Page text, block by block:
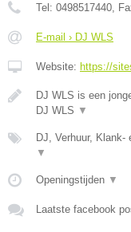
Tel: 0498517440,
E-mail › DJ WLS
Website: https://
DJ WLS is een
DJ WLS ▼
DJ, Verhuur,
▼
Openingstijden ▼
Laatste facebook